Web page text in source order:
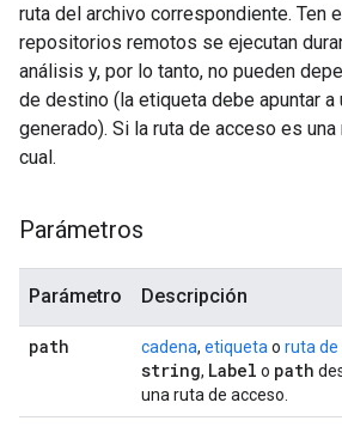
ruta del archivo correspondiente. Ten
repositorios remotos se ejecutan
análisis y, por lo tanto, no pueden
de destino (la etiqueta debe apuntar a
generado). Si la ruta de acceso es
cual.
Parámetros
Parámetro Descripción
path cadena, etiqueta o ruta de
string, Label o path
una ruta de acceso.